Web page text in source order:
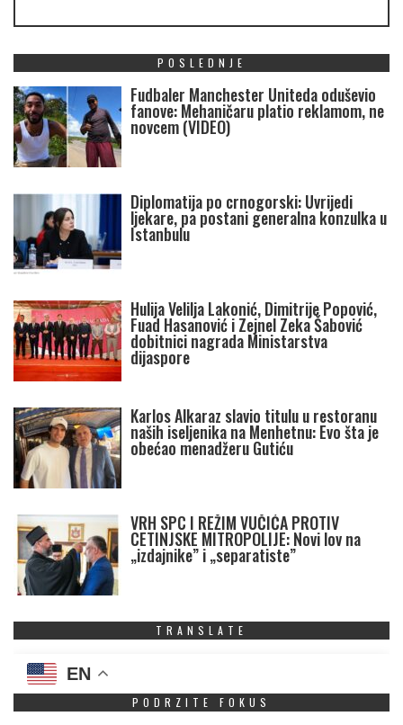
POSLEDNJE
Fudbaler Manchester Uniteda oduševio
fanove: Mehaničaru platio reklamom, ne
novcem (VIDEO)
Diplomatija po crnogorski: Uvrijedi
ljekare, pa postani generalna konzulka u
Istanbulu
Hulija Velilja Lakonić, Dimitrije Popović,
Fuad Hasanović i Zejnel Zeka Šabović
dobitnici nagrada Ministarstva
dijaspore
Karlos Alkaraz slavio titulu u restoranu
naših iseljenika na Menhetnu: Evo šta je
obećao menadžeru Gutiću
VRH SPC I REŽIM VUČIĆA PROTIV
CETINJSKE MITROPOLIJE: Novi lov na
„izdajnike” i „separatiste”
TRANSLATE
EN
PODRZITE FOKUS